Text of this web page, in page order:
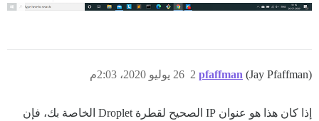
pfaffman (Jay Pfaffman) 26 يوليو 2020، 2:03م 2
إذا كان هذا هو عنوان IP الصحيح لقطرة Droplet الخاصة بك، فإن